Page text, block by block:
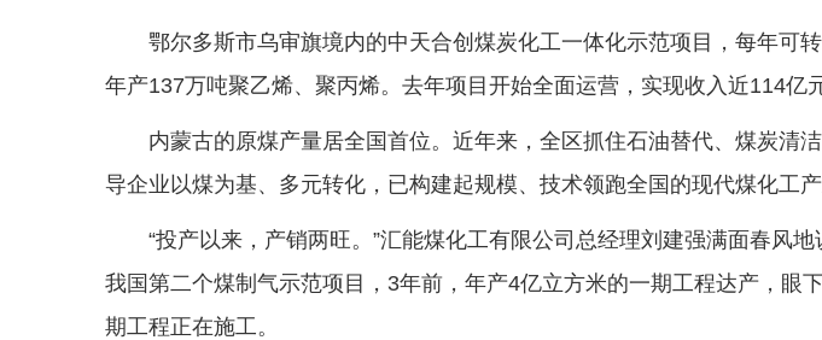
鄂尔多斯市乌审旗境内的中天合创煤炭化工一体化示范项目，每年可
年产137万吨聚乙烯、聚丙烯。去年项目开始全面运营，实现收入近114亿元
内蒙古的原煤产量居全国首位。近年来，全区抓住石油替代、煤炭清
导企业以煤为基、多元转化，已构建起规模、技术领跑全国的现代煤化工产
“投产以来，产销两旺。”汇能煤化工有限公司总经理刘建强满面春风
我国第二个煤制气示范项目，3年前，年产4亿立方米的一期工程达产，眼
期工程正在施工。